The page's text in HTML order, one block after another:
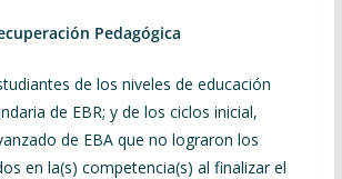
Pedagógica
de los niveles de educación
de EBR; y de los ciclos inicial,
de EBA que no lograron los
en la(s) competencia(s) al finalizar el